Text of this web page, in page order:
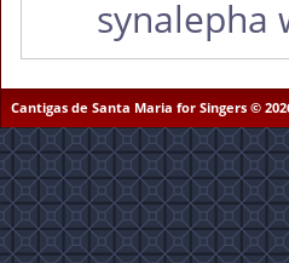
Cantigas de Santa Maria for Singers ©